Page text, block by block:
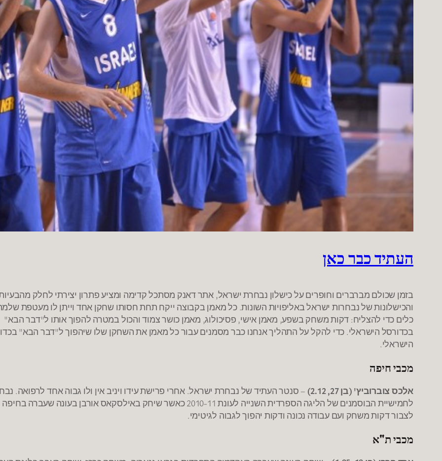
העתיד כבר כאן
בזמן שכולם מברברים וחופרים על כישלון נבחרת ישראל, אתר דאנק מסתכל קדימה ומציע פתרון יצירתי לחלק
והכישלונות של נבחרות ישראל באליפויות השונות. כל מאמן בקבוצה ייקח תחת חסותו שחקן אחד וייתן לו מעטפת
כלים כדי להצליח: דקות משחק בשפע, מאמן אישי, פסיכולוג, מאמן כושר צמוד והכול במטרה להפוך אותו ל"דבר הבא"
בכדורסל הישראלי. כדי להקל על התהליך אנחנו כבר מסמנים עבור כל מאמן את השחקן שלו שיהפוך ל"דבר הבא"
הישראלי.
מכבי חיפה
אלכס צוברוביץ' (בן 27, 2.12)
– סנטר העתיד של נבחרת ישראל. אחרי פרישת עידו ויניב אין ולו גבוה אחד לרפואה.
לחמישיית הבוסמנים של הליגה הספרדית השנייה לעונת 2010-11 כאשר שיחק באילסקאס אורבן בעונה שעברה
לצבור דקות משחק ועם עבודה נכונה ודקות יהפוך לגבוה לגיטימי.
מכבי ת"א